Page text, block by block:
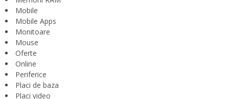
Mobile
Mobile Apps
Monitoare
Mouse
Oferte
Online
Periferice
Placi de baza
Placi video